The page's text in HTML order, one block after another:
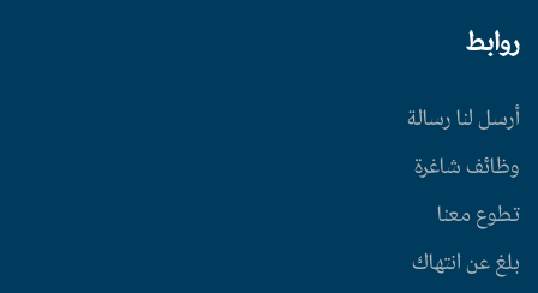
روابط
أرسل لنا رسالة
وظائف شاغرة
تطوع معنا
بلغ عن انتهاك